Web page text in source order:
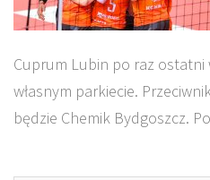
Cuprum Lubin po raz ostatni
własnym parkiecie.
będzie Chemik Bydgoszcz.